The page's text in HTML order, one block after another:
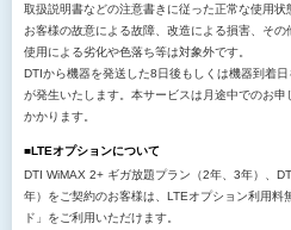
取扱説明書などの注意書きに従った正常な使用状
お客様の故意による故障、改造による損害、その
使用による劣化や色落ち等は対象外です。
DTIから機器を発送した8日後もしくは機器到着
が発生いたします。本サービスは月途中でのお
かかります。
■LTEオプションについて
DTI WiMAX 2+ ギガ放題プラン（2年、3年）、
年）をご契約のお客様は、LTEオプション利用料
ド」をご利用いただけます。